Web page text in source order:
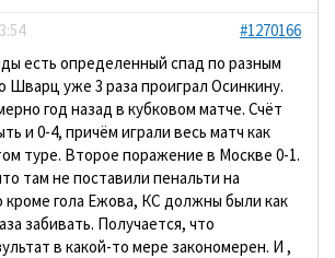
#1270166
есть определенный спад по разным
Шварц уже 3 раза проиграл Осинкину.
год назад в кубковом матче. Счёт
и 0-4, причём играли весь матч как
туре. Второе поражение в Москве 0-1.
там не поставили пенальти на
кроме гола Ежова, КС должны были как
забивать. Получается, что
в какой-то мере закономерен. И ,